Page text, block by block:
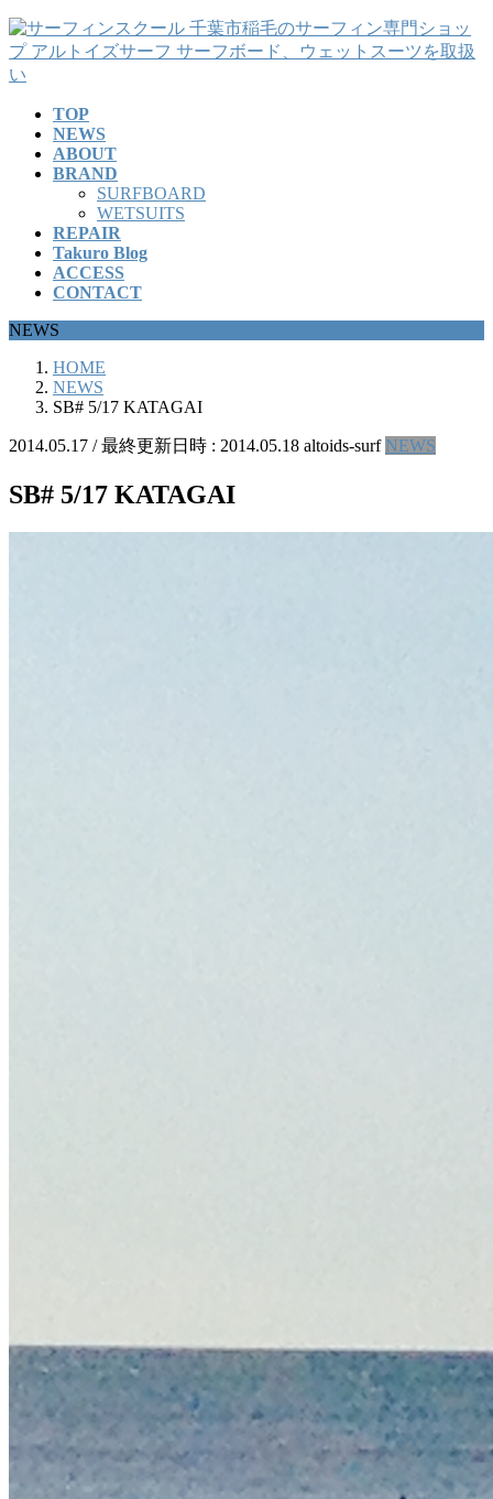
コ
ン
テ
ナ
ビ
ゲ
TOP
NEWS
ABOUT
BRAND
SURFBOARD
WETSUITS
REPAIR
Takuro Blog
ACCESS
CONTACT
NEWS
HOME
NEWS
SB# 5/17 KATAGAI
2014.05.17 / 最終更新日時 : 2014.05.18 altoids-surf NEWS
SB# 5/17 KATAGAI